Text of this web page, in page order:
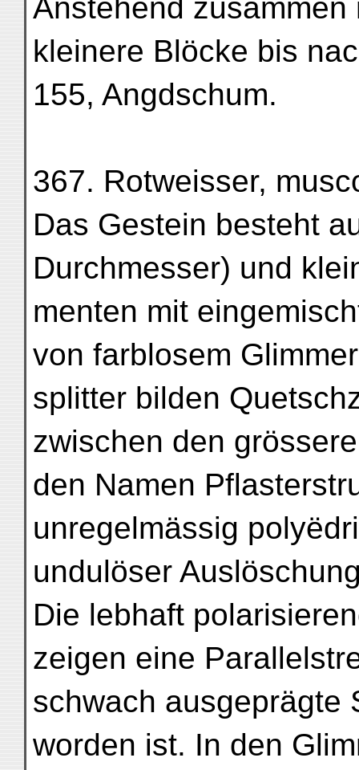
Anstehend
kleinere Blöcke bis
155, Angdschum.
367. Rotweisser,
Das Gestein besteht
Durchmesser) und
menten mit
von farblosem
splitter bilden
zwischen den
den Namen
unregelmässig
undulöser
Die lebhaft
zeigen eine
schwach ausgeprägte
worden ist. In den